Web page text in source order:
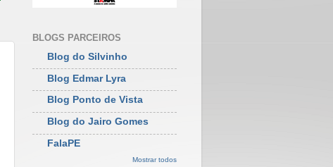
BLOGS PARCEIROS
Blog do Silvinho
Blog Edmar Lyra
Blog Ponto de Vista
Blog do Jairo Gomes
FalaPE
Mostrar todos